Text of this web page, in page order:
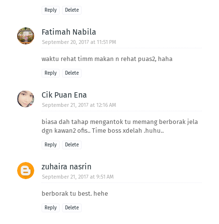
Reply Delete
Fatimah Nabila
September 20, 2017 at 11:51 PM
waktu rehat timm makan n rehat puas2, haha
Reply Delete
Cik Puan Ena
September 21, 2017 at 12:16 AM
biasa dah tahap mengantok tu memang berborak jela
dgn kawan2 ofis.. Time boss xdelah .huhu..
Reply Delete
zuhaira nasrin
September 21, 2017 at 9:51 AM
berborak tu best. hehe
Reply Delete